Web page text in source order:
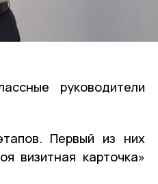
руководители
Первый из них
визитная карточка»